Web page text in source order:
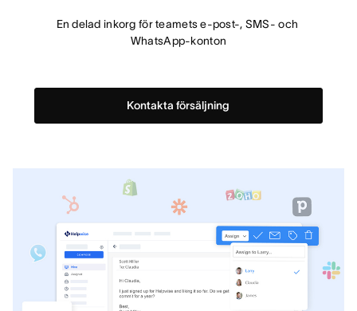
En delad inkorg för teamets e-post-, SMS- och
WhatsApp-konton
Kontakta försäljning